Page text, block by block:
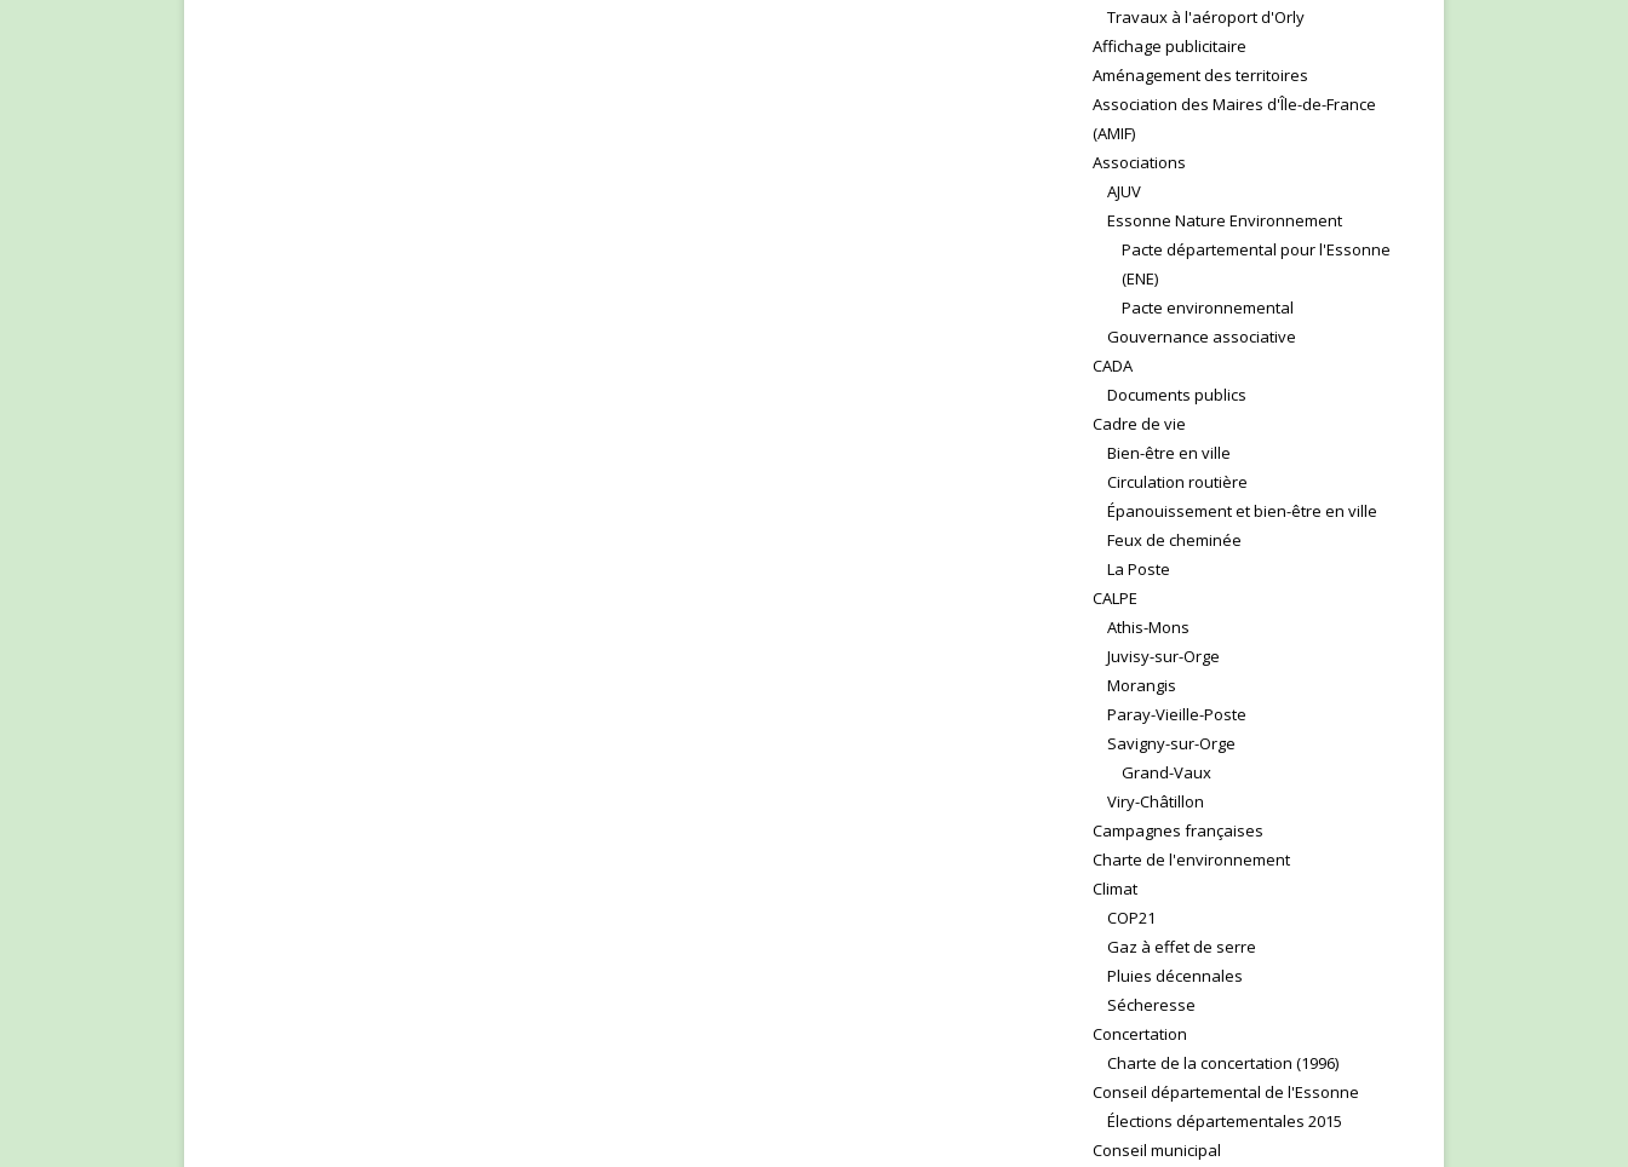
Travaux à l'aéroport d'Orly
Affichage publicitaire
Aménagement des territoires
Association des Maires d'Île-de-France
(AMIF)
Associations
AJUV
Essonne Nature Environnement
Pacte départemental pour l'Essonne
(ENE)
Pacte environnemental
Gouvernance associative
CADA
Documents publics
Cadre de vie
Bien-être en ville
Circulation routière
Épanouissement et bien-être en ville
Feux de cheminée
La Poste
CALPE
Athis-Mons
Juvisy-sur-Orge
Morangis
Paray-Vieille-Poste
Savigny-sur-Orge
Grand-Vaux
Viry-Châtillon
Campagnes françaises
Charte de l'environnement
Climat
COP21
Gaz à effet de serre
Pluies décennales
Sécheresse
Concertation
Charte de la concertation (1996)
Conseil départemental de l'Essonne
Élections départementales 2015
Conseil municipal